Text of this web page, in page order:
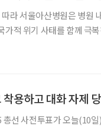
라 서울아산병원은 병원
가적 위기 사태를 함께 극
용하고 대화 자제
선 사전투표가 오늘(10